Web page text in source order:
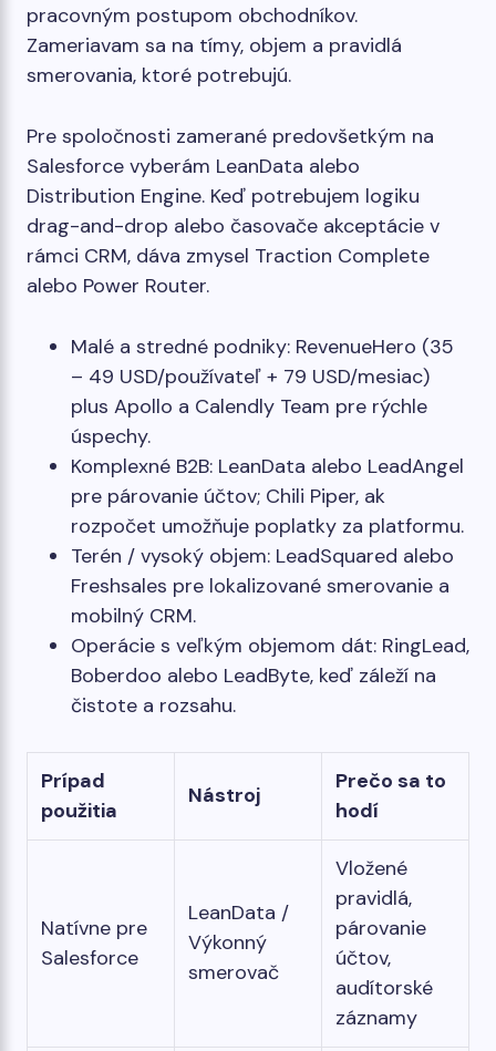
pracovným postupom obchodníkov.
Zameriavam sa na tímy, objem a pravidlá
smerovania, ktoré potrebujú.
Pre spoločnosti zamerané predovšetkým na
Salesforce vyberám LeanData alebo
Distribution Engine. Keď potrebujem logiku
drag-and-drop alebo časovače akceptácie v
rámci CRM, dáva zmysel Traction Complete
alebo Power Router.
Malé a stredné podniky: RevenueHero (35
– 49 USD/používateľ + 79 USD/mesiac)
plus Apollo a Calendly Team pre rýchle
úspechy.
Komplexné B2B: LeanData alebo LeadAngel
pre párovanie účtov; Chili Piper, ak
rozpočet umožňuje poplatky za platformu.
Terén / vysoký objem: LeadSquared alebo
Freshsales pre lokalizované smerovanie a
mobilný CRM.
Operácie s veľkým objemom dát: RingLead,
Boberdoo alebo LeadByte, keď záleží na
čistote a rozsahu.
Prípad
použitia
Nástroj
Prečo sa to
hodí
Natívne pre
Salesforce
LeanData /
Výkonný
smerovač
Vložené
pravidlá,
párovanie
účtov,
audítorské
záznamy